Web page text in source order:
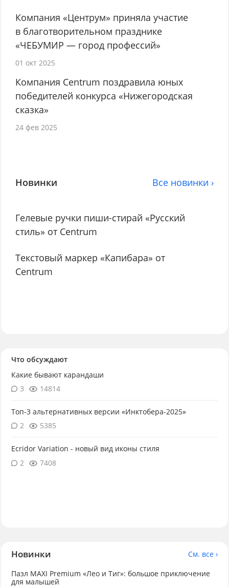
Компания «Центрум» приняла участие
в благотворительном празднике
«ЧЕБУМИР — город профессий»
01 окт 2025
Компания Centrum поздравила юных
победителей конкурса «Нижегородская
сказка»
24 фев 2025
Новинки Все новинки ›
Гелевые ручки пиши-стирай «Русский
стиль» от Centrum
Текстовый маркер «Капибара» от
Centrum
Что обсуждают
Какие бывают карандаши
3
14814
Топ-3 альтернативных версии «Инктобера-2025»
2
5385
Ecridor Variation - новый вид иконы стиля
2
7408
Новинки
См. все ›
Пазл MAXI Premium «Лео и Тиг»: большое приключение
для малышей